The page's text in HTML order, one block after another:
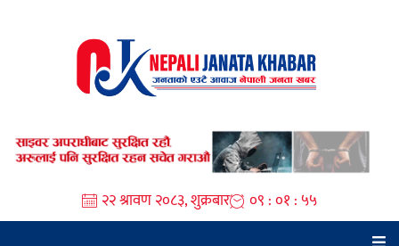
२२ श्रावण २०८३, शुक्रबार ०९ : ०१ : ५६